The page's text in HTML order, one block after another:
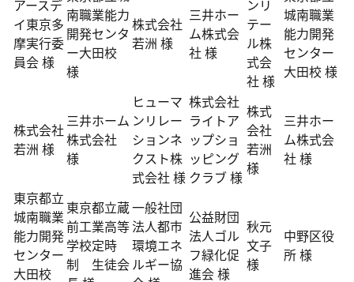
アースデ
イ東京多
摩実行委
員会 様
南職業能力
開発センタ
ー大田校
様
株式会社
若洲 様
三井ホー
ム株式会
社 様
ンリ
テー
ル株
式会
社 様
城南職業
能力開発
センター
大田校 様
株式会社
若洲 様
三井ホーム
株式会社
様
ヒューマ
ンリレー
ションネ
クスト株
式会社 様
株式会社
ライトア
ップショ
ッピング
クラブ 様
株式
会社
若洲
様
三井ホー
ム株式会
社 様
東京都立
城南職業
能力開発
センター
大田校
東京都立蔵
前工業高等
学校定時
制 生徒会
一般社団
法人都市
環境エネ
ルギー協
公益財団
法人ゴル
フ緑化促
進会 様
秋元
文子
様
中野区役
所 様